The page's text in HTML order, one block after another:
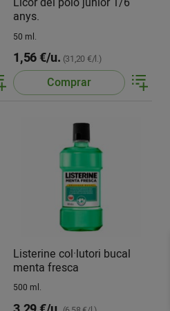
anys.
50 ml.
1,56 €/u. (31,20 €/l.)
Comprar
Listerine col·lutori bucal
menta fresca
500 ml.